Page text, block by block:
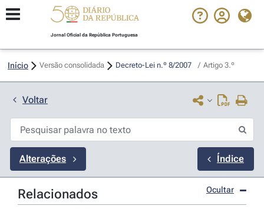
Jornal Oficial da República Portuguesa
Início Versão consolidada Decreto-Lei n.º 8/2007 / Artigo 3.º
Voltar
Alterações Índice
Relacionados Ocultar